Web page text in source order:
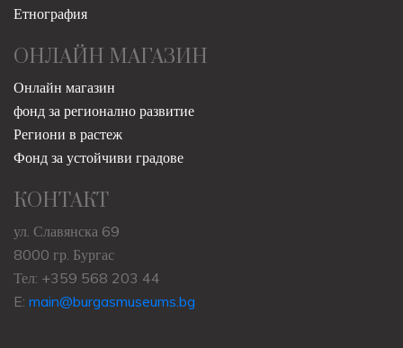
Етнография
ОНЛАЙН МАГАЗИН
Онлайн магазин
фонд за регионално развитие
Региони в растеж
Фонд за устойчиви градове
КОНТАКТ
ул. Славянска 69
8000 гр. Бургас
Тел: +359 568 203 44
E: main@burgasmuseums.bg